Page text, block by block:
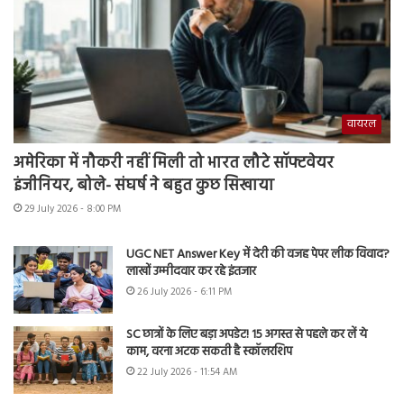
वायरल
अमेरिका में नौकरी नहीं मिली तो भारत लौटे सॉफ्टवेयर
इंजीनियर, बोले- संघर्ष ने बहुत कुछ सिखाया
29 July 2026 - 8:00 PM
UGC NET Answer Key में देरी की वजह पेपर लीक विवाद?
लाखों उम्मीदवार कर रहे इंतजार
26 July 2026 - 6:11 PM
SC छात्रों के लिए बड़ा अपडेट! 15 अगस्त से पहले कर लें ये
काम, वरना अटक सकती है स्कॉलरशिप
22 July 2026 - 11:54 AM